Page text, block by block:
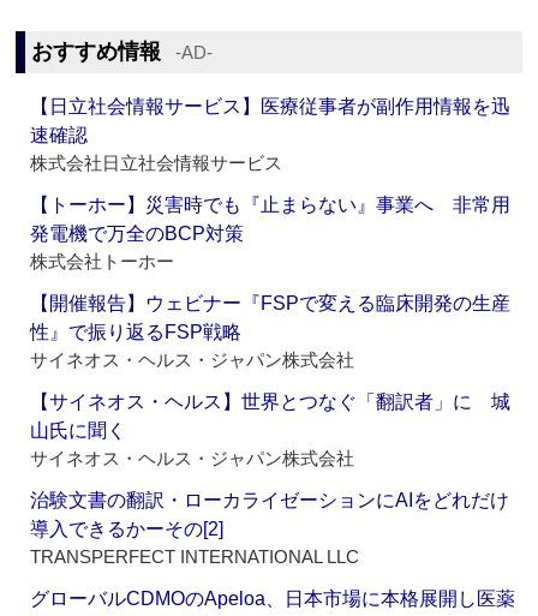
おすすめ情報 ‐AD‐
【日立社会情報サービス】医療従事者が副作用情報を迅
速確認
株式会社日立社会情報サービス
【トーホー】災害時でも『止まらない』事業へ 非常用
発電機で万全のBCP対策
株式会社トーホー
【開催報告】ウェビナー『FSPで変える臨床開発の生産
性』で振り返るFSP戦略
サイネオス・ヘルス・ジャパン株式会社
【サイネオス・ヘルス】世界とつなぐ「翻訳者」に 城
山氏に聞く
サイネオス・ヘルス・ジャパン株式会社
治験文書の翻訳・ローカライゼーションにAIをどれだけ
導入できるかーその[2]
TRANSPERFECT INTERNATIONAL LLC
グローバルCDMOのApeloa、日本市場に本格展開し医薬